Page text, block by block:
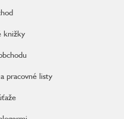
knižky
pracovné listy